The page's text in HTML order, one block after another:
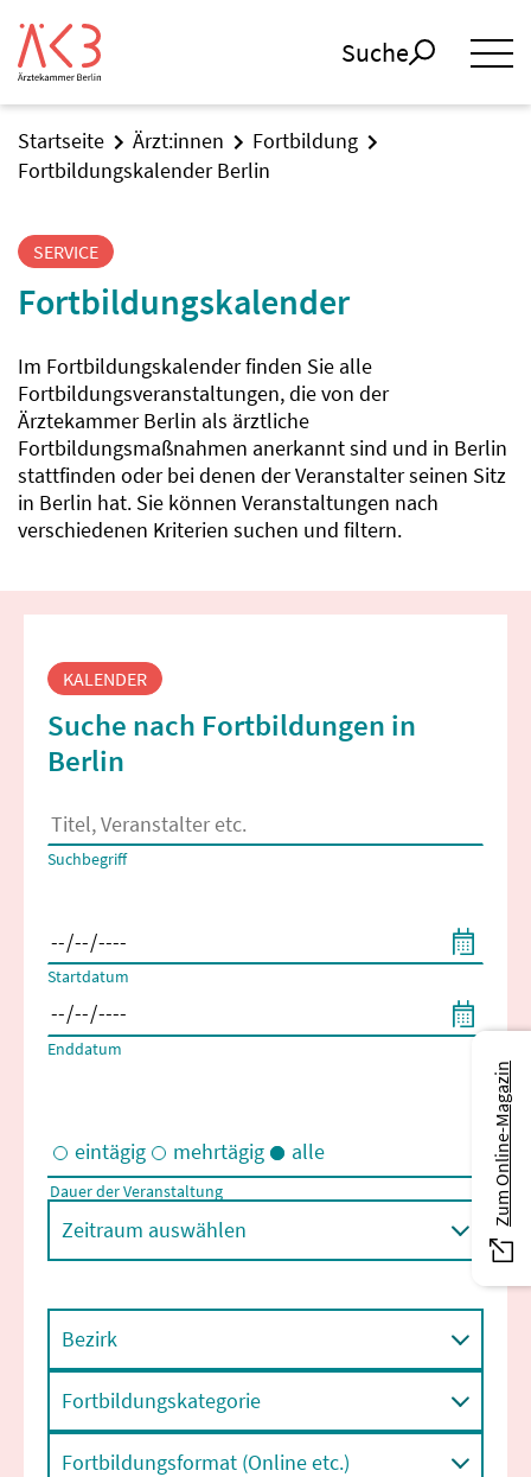
Suche
Startseite Ärzt:innen
Fortbildung
Fortbildungskalender Berlin
SERVICE
Fortbildungskalender
Im Fortbildungskalender finden Sie alle
Fortbildungsveranstaltungen, die von der
Ärztekammer Berlin als ärztliche
Fortbildungsmaßnahmen anerkannt sind und in Berlin
stattfinden oder bei denen der Veranstalter seinen Sitz
in Berlin hat. Sie können Veranstaltungen nach
verschiedenen Kriterien suchen und filtern.
Fortbildungssuche
KALENDER
Suche nach Fortbildungen in
Berlin
Es erscheinen Suchvorschläge, wenn mindestens 2 Zeichen
Suchbegriff
Startdatum
Enddatum
Eintägige und/oder mehrtägige Veranstaltungen
eintägig mehrtägig alle
Dauer der Veranstaltung
Zeitraum auswählen
Bezirk
Fortbildungskategorie
Fortbildungsformat (Online etc.)
Zum Online-Magazin